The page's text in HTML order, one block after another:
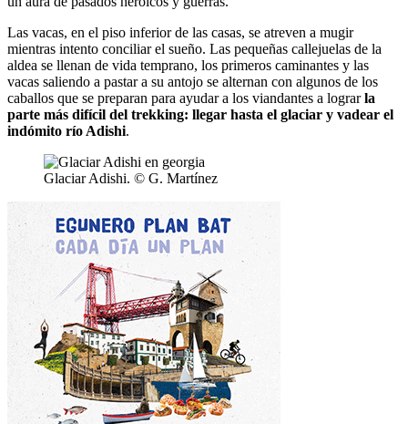
Las vacas, en el piso inferior de las casas, se atreven a mugir
mientras intento conciliar el sueño. Las pequeñas callejuelas de la
aldea se llenan de vida temprano, los primeros caminantes y las
vacas saliendo a pastar a su antojo se alternan con algunos de los
caballos que se preparan para ayudar a los viandantes a lograrla
parte más difícil del trekking: llegar hasta el glaciar y vadear el
indómito río Adishi.
Glaciar Adishi. © G. Martínez